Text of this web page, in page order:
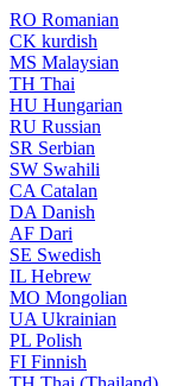
RO Romanian
CK kurdish
MS Malaysian
TH Thai
HU Hungarian
RU Russian
SR Serbian
SW Swahili
CA Catalan
DA Danish
AF Dari
SE Swedish
IL Hebrew
MO Mongolian
UA Ukrainian
PL Polish
FI Finnish